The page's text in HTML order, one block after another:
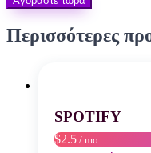
Περισσότερες
SPOTIFY
$2.5 / mo